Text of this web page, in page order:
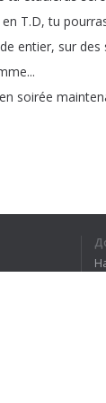
en T.D,tu
entier, sur des
...
en soirée